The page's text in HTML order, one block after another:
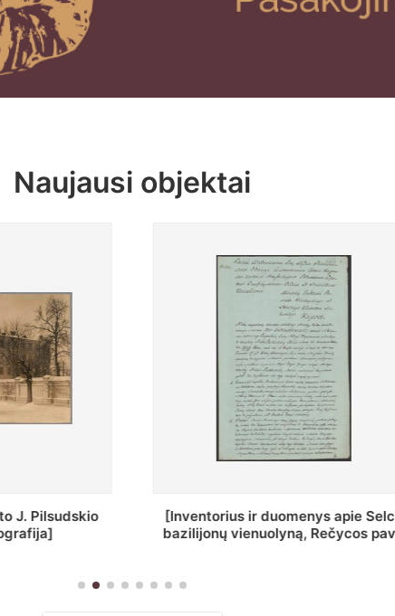
Naujausi objektai
apie Selcų
Rečycos pav.]
„Wiadomośc Połockiey Uniackiey
Dyecezyi..."